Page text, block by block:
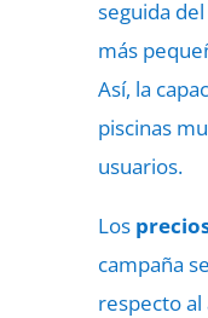
seguida
más
Así, la
piscinas
usuarios.
Los
campaña
respecto